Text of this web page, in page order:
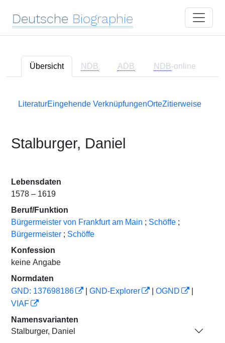
Deutsche Biographie
Übersicht NDB ADB NDB-online
LiteraturEingehende VerknüpfungenOrteZitierweise
Stalburger, Daniel
Lebensdaten
1578 – 1619
Beruf/Funktion
Bürgermeister von Frankfurt am Main ; Schöffe ;
Bürgermeister ; Schöffe
Konfession
keine Angabe
Normdaten
GND: 137698186
GND-Explorer OGND
VIAF
Namensvarianten
Stalburger, Daniel